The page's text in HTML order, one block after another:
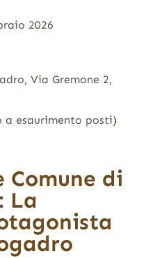
2026
Via Gremone 2,
esaurimento posti)
Comune di
La